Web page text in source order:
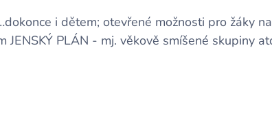
i dětem; otevřené možnosti pro žáky
PLÁN - mj. věkově smíšené skupiny